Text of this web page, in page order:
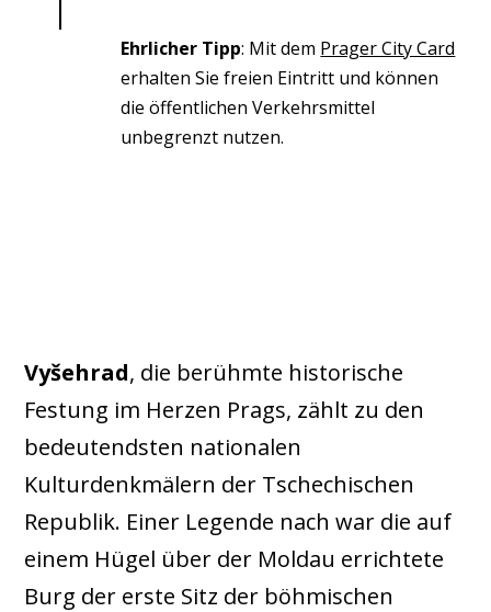
Ehrlicher Tipp: Mit dem Prager City Card
erhalten Sie freien Eintritt und können
die öffentlichen Verkehrsmittel
unbegrenzt nutzen.
Vyšehrad, die berühmte historische
Festung im Herzen Prags, zählt zu den
bedeutendsten nationalen
Kulturdenkmälern der Tschechischen
Republik. Einer Legende nach war die auf
einem Hügel über der Moldau errichtete
Burg der erste Sitz der böhmischen